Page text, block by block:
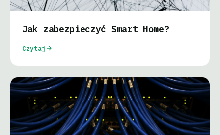
Jak zabezpieczyć Smart Home?
Czytaj